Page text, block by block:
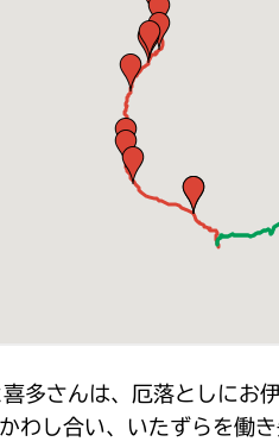
多さんは、厄落としにお
わし合い、いたずらを働